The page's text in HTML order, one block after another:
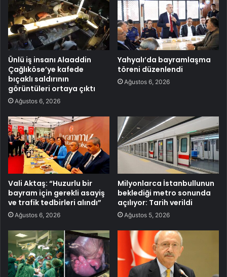
Ünlü iş insanı Alaaddin
Çağlıköse’ye kafede
bıçaklı saldırının
görüntüleri ortaya çıktı
Ağustos 6, 2026
Yahyalı’da bayramlaşma
töreni düzenlendi
Ağustos 6, 2026
Vali Aktaş: “Huzurlu bir
bayram için gerekli asayiş
ve trafik tedbirleri alındı”
Ağustos 6, 2026
Milyonlarca İstanbullunun
beklediği metro sonunda
açılıyor: Tarih verildi
Ağustos 5, 2026